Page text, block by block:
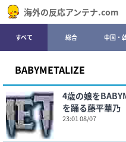
海外の反応アンテナ.com
すべて 総合 中国・
BABYMETALIZE
4歳の娘を
を踊る藤平華乃
23:01 08/07